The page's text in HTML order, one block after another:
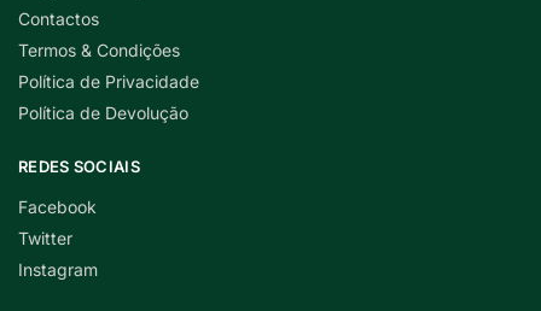
Contactos
Termos & Condições
Política de Privacidade
Política de Devolução
REDES SOCIAIS
Facebook
Twitter
Instagram